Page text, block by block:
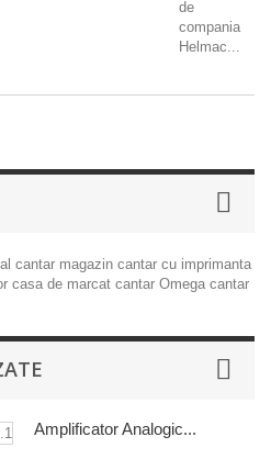
de
compania
Helmac...
cantar magazin cantar cu imprimanta
casa de marcat cantar Omega cantar
Amplificator Analogic...